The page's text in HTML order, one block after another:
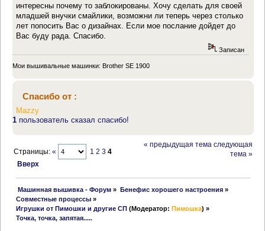
интересны почему то заблокированы. Хочу сделать для своей
младшей внучки смайлики, возможни ли теперь через столько
лет попосить Вас о дизайнах. Если мое послание дойдет до
Вас буду рада. Спасибо.
Записан
Мои вышивальные машинки: Brother SE 1900
Спасибо от :
Mazzy
1 пользователь сказал спасибо!
Страницы:« 1 2 3 4
Вверх
« предыдущая тема следующая
тема »
Машинная вышивка - Форум » Бенефис хорошего настроения»
Совместные процессы »
Игрушки от Пимошки и другие СП (Модератор:Пимошка) »
Точка, точка, запятая.....